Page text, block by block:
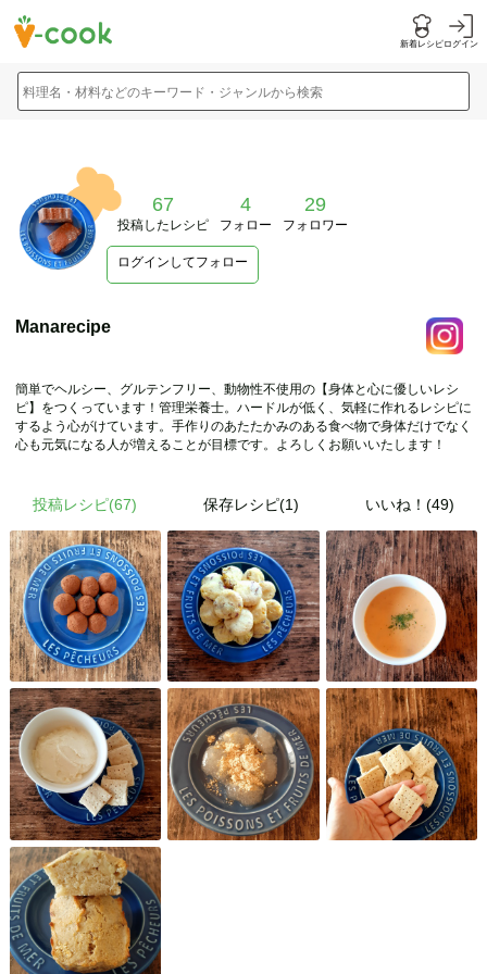
新着レシピログイン
料理名・材料などのキーワード・ジャンルから検索
67
投稿したレシピ
4
フォロー
29
フォロワー
ログインしてフォロー
Manarecipe
簡単でヘルシー、グルテンフリー、動物性不使用の【身体と心に優しいレシ
ピ】をつくっています！管理栄養士。ハードルが低く、気軽に作れるレシピに
するよう心がけています。手作りのあたたかみのある食べ物で身体だけでなく
心も元気になる人が増えることが目標です。よろしくお願いいたします！
投稿レシピ(67) 保存レシピ(1) いいね！(49)